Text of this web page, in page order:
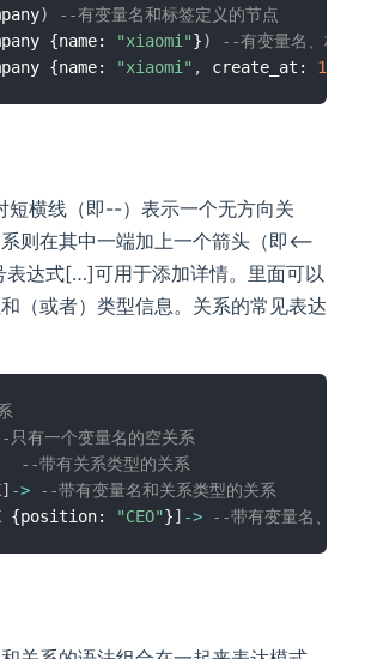
)
--有变量名和标签定义的节点
{name: "xiaomi"})
--有变量名、标签
{name: "xiaomi" , create_at: 1997
短横线（即--）表示一个无方向关
则在其中一端加上一个箭头（即<--
表达式[…]可用于添加详情。里面可以
（或者）类型信息。关系的常见表达
只有一个变量名的空关系
--带有关系类型的关系
] ->
--带有变量名和关系类型的关系
{position: "CEO"}] -> --带有变量名、类